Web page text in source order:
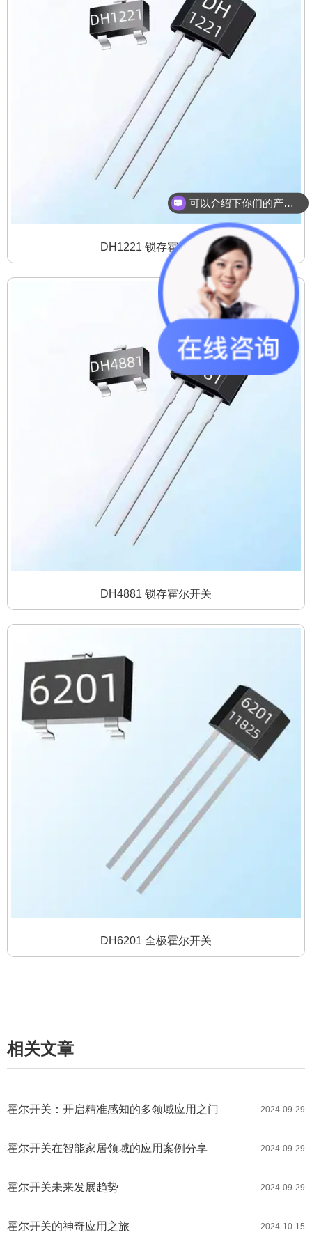
DH1221 锁存霍尔开关
DH4881 锁存霍尔开关
DH6201 全极霍尔开关
相关文章
2024-09-29
霍尔开关：开启精准感知的多领域应用之门
2024-09-29
霍尔开关在智能家居领域的应用案例分享
2024-09-29
霍尔开关未来发展趋势
2024-10-15
霍尔开关的神奇应用之旅
可以介绍下你们的产品么？